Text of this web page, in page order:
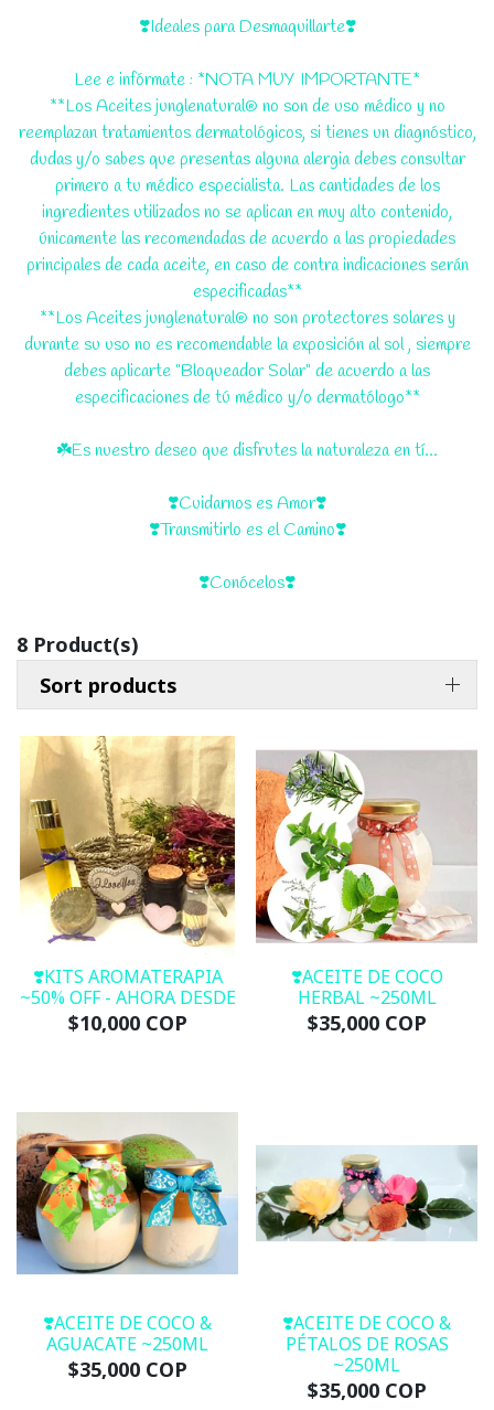
❣️Ideales para Desmaquillarte❣️
Lee e infórmate : *NOTA MUY IMPORTANTE*
**Los Aceites junglenatural® no son de uso médico y no
reemplazan tratamientos dermatológicos, si tienes un diagnóstico,
dudas y/o sabes que presentas alguna alergia debes consultar
primero a tu médico especialista. Las cantidades de los
ingredientes utilizados no se aplican en muy alto contenido,
únicamente las recomendadas de acuerdo a las propiedades
principales de cada aceite, en caso de contra indicaciones serán
especificadas**
**Los Aceites junglenatural® no son protectores solares y
durante su uso no es recomendable la exposición al sol , siempre
debes aplicarte "Bloqueador Solar" de acuerdo a las
especificaciones de tú médico y/o dermatólogo**
☘️Es nuestro deseo que disfrutes la naturaleza en tí ...
❣️Cuidarnos es Amor❣️
❣️Transmitirlo es el Camino❣️
❣️Conócelos❣️
8 Product(s)
Sort products
❣️KITS AROMATERAPIA
~50% OFF - AHORA DESDE
$10,000 COP
❣️ACEITE DE COCO
HERBAL ~250ML
$35,000 COP
❣️ACEITE DE COCO &
AGUACATE ~250ML
$35,000 COP
❣️ACEITE DE COCO &
PÉTALOS DE ROSAS
~250ML
$35,000 COP